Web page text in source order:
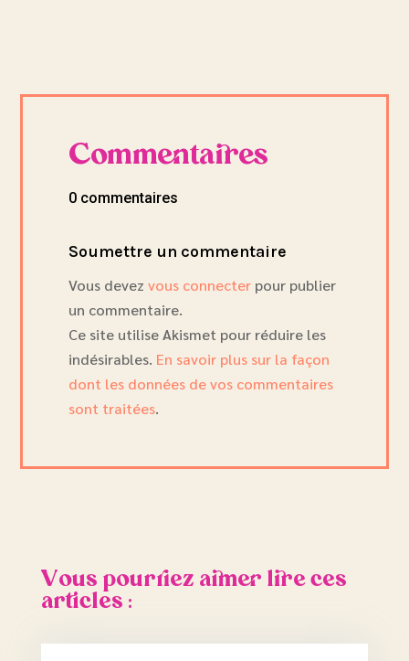
Commentaires
0 commentaires
Soumettre un commentaire
Vous devezvous connecter pour publier
un commentaire.
Ce site utilise Akismet pour réduire les
indésirables. En savoir plus sur la façon
dont les données de vos commentaires
sont traitées.
Vous pourriez aimer lire ces
articles :